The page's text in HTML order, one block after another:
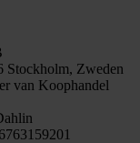
Stockholm, Zweden
van Koophandel